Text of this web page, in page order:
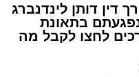
דין דותן לינדנברג
בתאונת
לחצו לקבל מה